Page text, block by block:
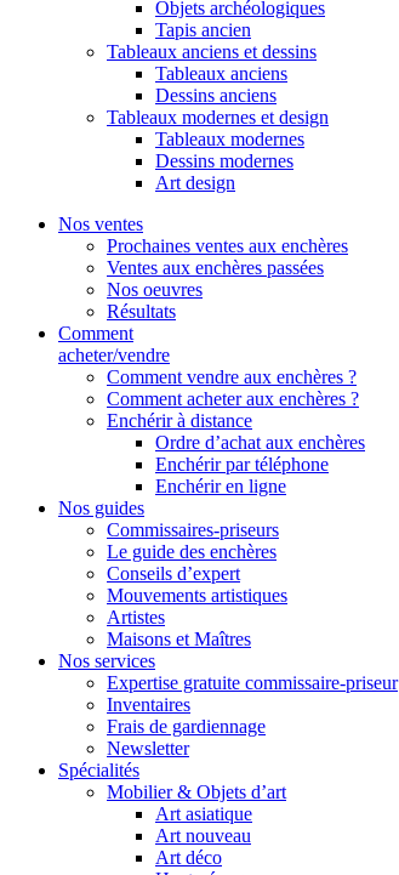
Objets archéologiques
Tapis ancien
Tableaux anciens et dessins
Tableaux anciens
Dessins anciens
Tableaux modernes et design
Tableaux modernes
Dessins modernes
Art design
Nos ventes
Prochaines ventes aux enchères
Ventes aux enchères passées
Nos oeuvres
Résultats
Comment
acheter/vendre
Comment vendre aux enchères ?
Comment acheter aux enchères ?
Enchérir à distance
Ordre d’achat aux enchères
Enchérir par téléphone
Enchérir en ligne
Nos guides
Commissaires-priseurs
Le guide des enchères
Conseils d’expert
Mouvements artistiques
Artistes
Maisons et Maîtres
Nos services
Expertise gratuite commissaire-priseur
Inventaires
Frais de gardiennage
Newsletter
Spécialités
Mobilier & Objets d’art
Art asiatique
Art nouveau
Art déco